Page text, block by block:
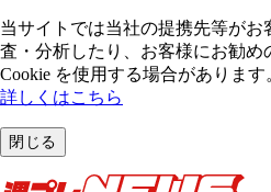
当サイトでは当社の提携先等がお
査・分析したり、お客様にお勧め
Cookie を使⽤する場合があります
詳しくはこちら
閉じる